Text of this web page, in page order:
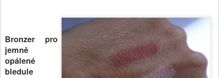
Bronzer pro
jemně
opálené
bledule